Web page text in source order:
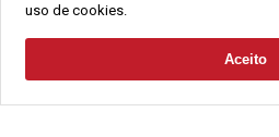
Solicitar
Alameda César Nascimento,
Jurerê, - Florianópolis - SC
2021 Copyright - Gralha Imóveis
CNPJ:
uso de cookies.
Aceito